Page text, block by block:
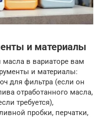
и материалы
в вариаторе вам
и материалы:
для фильтра (если он
отработанного масла,
требуется),
пробки, перчатки,